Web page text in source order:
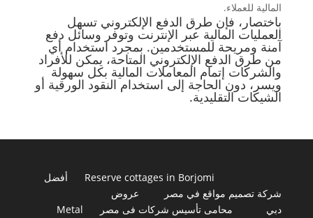
المالية للعملاء.
باختصار، فإن طرق الدفع الإلكتروني تسهل
العمليات المالية عبر الإنترنت وتوفر وسائل دفع
آمنة ومريحة للمستخدمين. بمجرد استخدام أي
من طرق الدفع الإلكتروني المتاحة، يمكن للأفراد
والشركات إتمام المعاملات المالية بكل سهولة
ويسر، دون الحاجة إلى استخدام النقود الورقية أو
الشيكات التقليدية.
Reserve cottages in Borjomi
أفضل
شركة تصميم مواقع في مصر
عروض
دبي
محامى تأسيس شركات فى مصر
Metal